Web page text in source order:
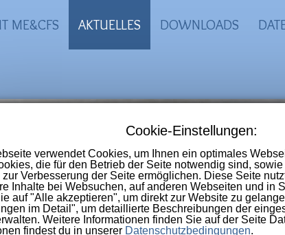
ME&CFS AKTUELLES DOWNLOADS
CFS Portal
Online-Selbsthilfegruppe im
die anME, CFS, Long-Covid,
Syndromerkrankt sind.